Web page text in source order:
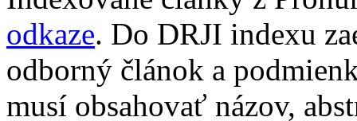
odkaze. Do DRJI indexu
odborný článok a
musí obsahovať názov,